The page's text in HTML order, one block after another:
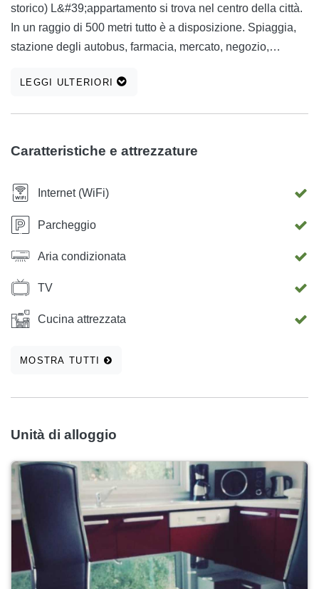
storico) L&#39;appartamento si trova nel centro della città.
In un raggio di 500 metri tutto è a disposizione. Spiaggia,
stazione degli autobus, farmacia, mercato, negozio,
LEGGI ULTERIORI
Caratteristiche e attrezzature
Internet (WiFi)
Parcheggio
Aria condizionata
TV
Cucina attrezzata
MOSTRA TUTTI
Unità di alloggio